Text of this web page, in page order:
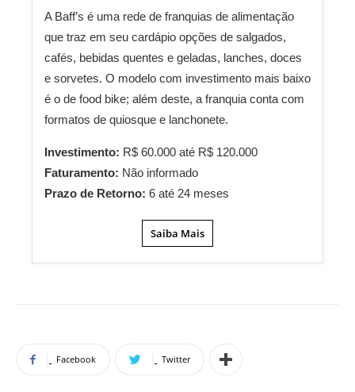
A Baff’s é uma rede de franquias de alimentação
que traz em seu cardápio opções de salgados,
cafés, bebidas quentes e geladas, lanches, doces
e sorvetes. O modelo com investimento mais baixo
é o de food bike; além deste, a franquia conta com
formatos de quiosque e lanchonete.
Investimento: R$ 60.000 até R$ 120.000
Faturamento: Não informado
Prazo de Retorno: 6 até 24 meses
Saiba Mais
Facebook Twitter